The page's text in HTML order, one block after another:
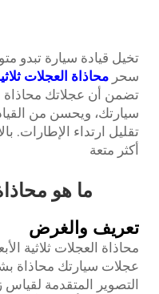
تخيل قيادة سيارة تبدو
سحر محاذاة العجلات
تضمن أن عجلاتك محاذاة
سيارتك، ويحسن من
تقليل ارتداء الإطارات.
أكثر متعة
ما هو
تعريف والغرض
محاذاة العجلات ثلاثية
عجلات سيارتك محاذاة
التصوير المتقدمة